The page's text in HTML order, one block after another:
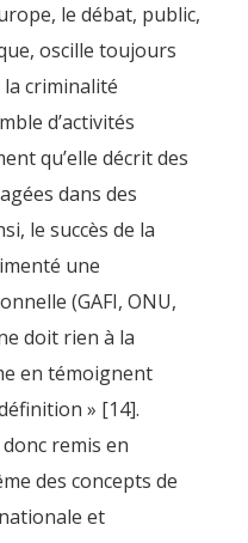
le débat, public,
oscille toujours
criminalité
d’activités
qu’elle décrit des
dans des
le succès de la
une
(GAFI, ONU,
doit rien à la
en témoignent
» [14].
remis en
des concepts de
et